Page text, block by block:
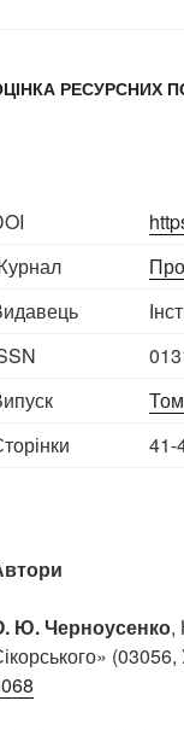
РЕСУРСНИХ
41-
Ю. Черноусенко,